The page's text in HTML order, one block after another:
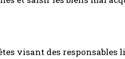
visant des responsables